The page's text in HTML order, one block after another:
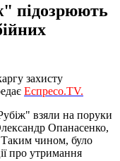
підозрюють
захисту
Еспресо.TV.
взяли на поруки
Опанасенко,
Таким чином, було
про утримання